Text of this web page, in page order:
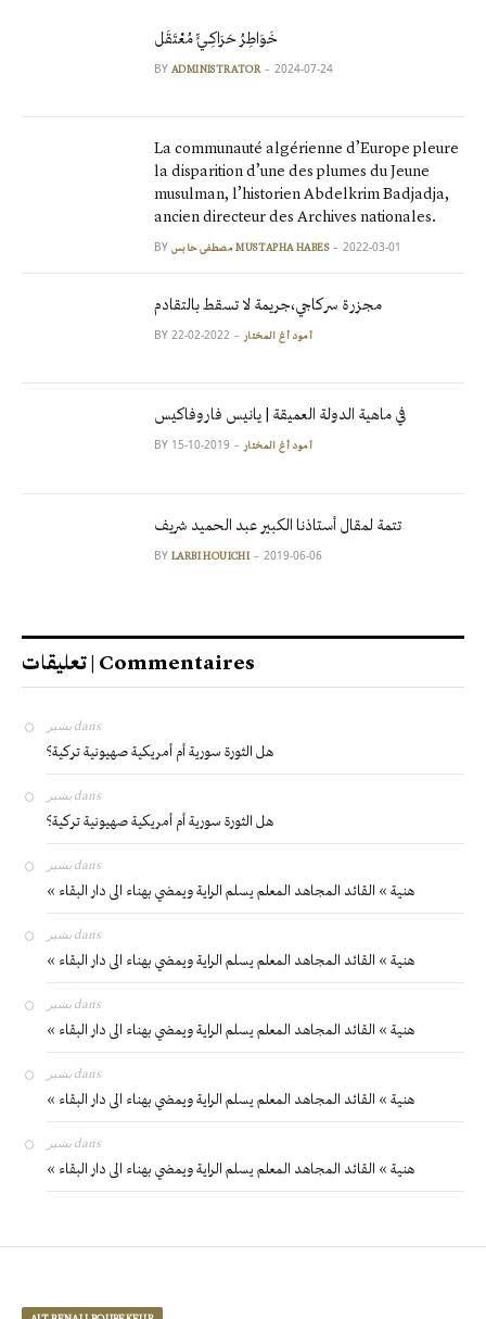
خَوَاطِرُ حَرَاكِـيٍّ مُعْتَقَل
BY ADMINISTRATOR 2024-07-24
La communauté algérienne d’Europe pleure
la disparition d’une des plumes du Jeune
musulman, l’historien Abdelkrim Badjadja,
ancien directeur des Archives nationales.
BY مصطفى حابس MUSTAPHA HABES 2022-03-01
مجزرة سركاجي،جريمة لا تسقط بالتقادم
BY آمود أغ المختار 2022-02-22
في ماهية الدولة العميقة | يانيس فاروفاكيس
BY آمود أغ المختار 2019-10-15
تتمة لمقال أستاذنا الكبير عبد الحميد شريف
BY LARBI HOUICHI 2019-06-06
تعليقات | Commentaires
بشير dans
هل الثورة سورية أم أمريكية صهيونية تركية؟
بشير dans
هل الثورة سورية أم أمريكية صهيونية تركية؟
بشير dans
« هنية » القائد المجاهد المعلم يسلم الراية ويمضي بهناء الى دار البقاء
بشير dans
« هنية » القائد المجاهد المعلم يسلم الراية ويمضي بهناء الى دار البقاء
بشير dans
« هنية » القائد المجاهد المعلم يسلم الراية ويمضي بهناء الى دار البقاء
بشير dans
« هنية » القائد المجاهد المعلم يسلم الراية ويمضي بهناء الى دار البقاء
بشير dans
« هنية » القائد المجاهد المعلم يسلم الراية ويمضي بهناء الى دار البقاء